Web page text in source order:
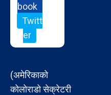
book
Twitt
er
(अमेरिकाको
कोलोराडो सेक्रेटरी